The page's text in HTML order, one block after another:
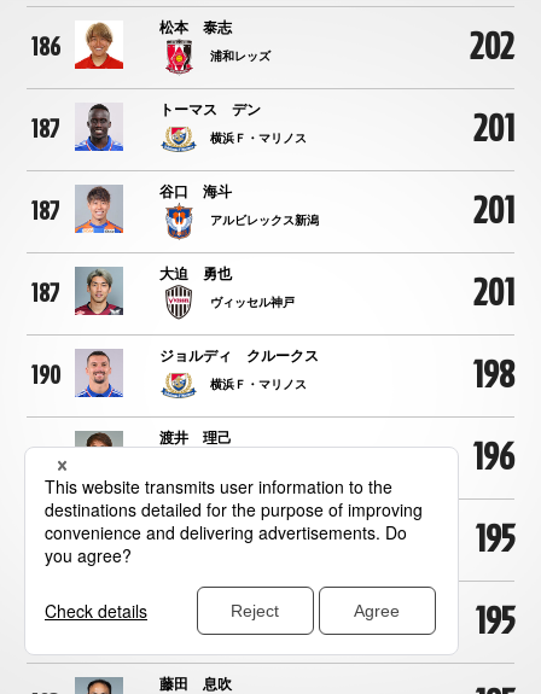
186
松本 泰志
浦和レッズ 202
187
トーマス デン
横浜Ｆ・マリノス 201
187
谷口 海斗
アルビレックス新潟 201
187
大迫 勇也
ヴィッセル神戸 201
190
ジョルディ クルークス
横浜Ｆ・マリノス 198
191
渡井 理己 196
192
内田 陽介 195
192 清水エスパルス 195
藤田 息吹